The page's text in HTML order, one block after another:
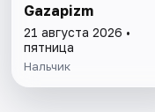
Gazapizm
21 августа 2026 •
пятница
Нальчик